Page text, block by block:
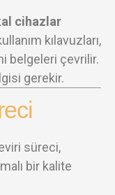
cihazlar
kılavuzları,
belgeleri çevrilir.
gerekir.
süreci,
bir kalite